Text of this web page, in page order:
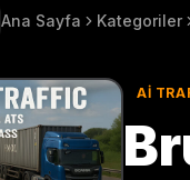
Ana Sayfa Kategoriler
Aİ